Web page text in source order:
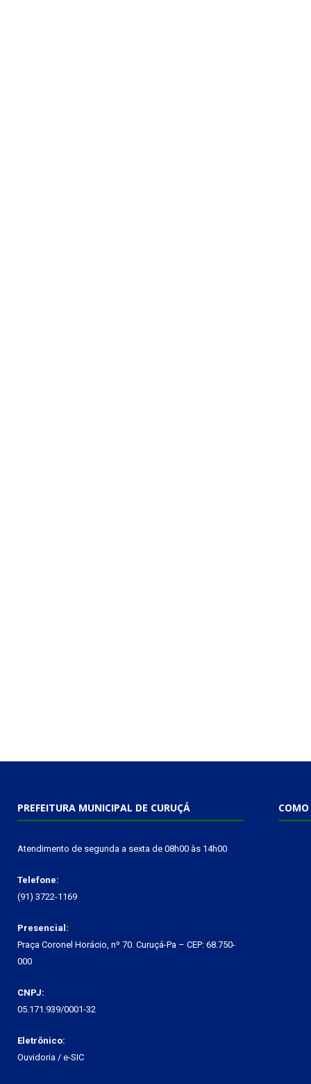
PREFEITURA MUNICIPAL DE CURUÇÁ
Atendimento de segunda a sexta de 08h00 às 14h00
Telefone:
(91) 3722-1169
Presencial:
Praça Coronel Horácio, nº 70. Curuçá-Pa – CEP: 68.750-
000
CNPJ:
05.171.939/0001-32
Eletrônico:
Ouvidoria / e-SIC
COMO